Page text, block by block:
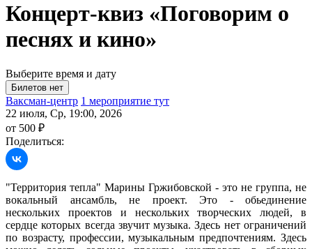
Концерт-квиз «Поговорим о
песнях и кино»
Выберите время и дату
Ваксман-центр 1 мероприятие тут
22 июля, Ср, 19:00, 2026
от 500 ₽
Поделиться:
"Территория тепла" Марины Гржибовской - это не группа, не
вокальный ансамбль, не проект. Это - обьединение
нескольких проектов и нескольких творческих людей, в
сердце которых всегда звучит музыка. Здесь нет ограничений
по возрасту, профессии, музыкальным предпочтениям. Здесь